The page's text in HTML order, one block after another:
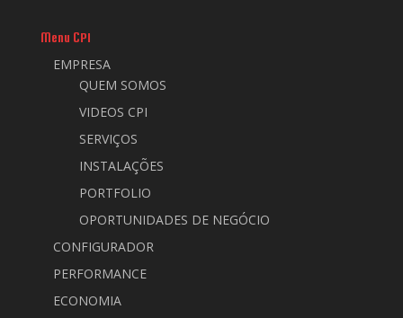
Menu CPI
EMPRESA
QUEM SOMOS
VIDEOS CPI
SERVIÇOS
INSTALAÇÕES
PORTFOLIO
OPORTUNIDADES DE NEGÓCIO
CONFIGURADOR
PERFORMANCE
ECONOMIA